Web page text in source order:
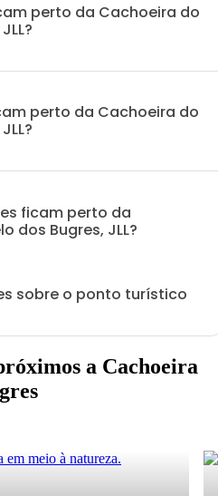
perto da Cachoeira do
perto da Cachoeira do
ficam perto da
dos Bugres, JLL?
sobre o ponto turístico
a Cachoeira